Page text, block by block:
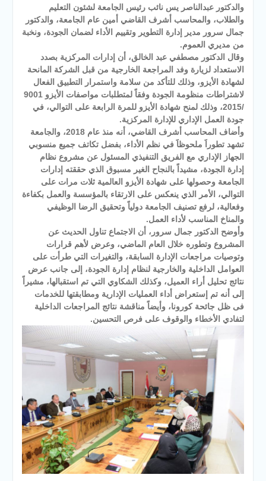
والدكتور عبدالناصر يس نائب رئيس الجامعة لشئون التعليم
والطلاب، والمحاسب أشرف القاضي أمين عام الجامعة، والدكتور
جمال سرور مدير إدارة التطوير وتقييم الأداء لضمان الجودة، ونخبة
من مديري العموم.
وقال الدكتور مصطفي عبد الخالق، أن إدارات المركزية بصدد
الاستعداد لزيارة وفد المراجعة الخارجية من قبل الشركة المانحة
لشهادة الأيزو، وذلك للتأكد من سلامة واستمرار التطبيق الفعال
لاشتراطات منظومة الجودة وفقاً لمتطلبات مواصفات الأيزو 9001
/2015، وذلك لمنح شهادة الأيزو للمرة الرابعة على التوالي، في
جودة العمل الإداري للإدارة المركزية.
وأضاف المحاسب أشرف القاضي، أنه منذ عام 2018، والجامعة
تشهد تطوراََ ملحوظاََ في نظم الأداء، بفضل تكاتف جميع منسوبي
الجهاز الإداري مع الفريق التنفيذي المسئول عن مشروع نظام
إدارة الجودة، مشيداً بالنجاح الغير مسبوق الذي حققته إدارات
الجامعة وحصولها على شهادة الأيزو العالمية ثلات مرات على
التوالي، الأمر الذي ينعكس على الارتقاء بالمؤسسة والعمل بكفاءة
وفعالية، لرفع تصنيف الجامعة دولياً وتحقيق الرضا الوظيفي
والمناخ المناسب لأداء العمل.
وأوضح الدكتور جمال سرور، أن الاجتماع تناول الحديث عن
المشروع وتطوره خلال العام الماضي، وعرض لأهم قرارات
وتوصيات مراجعات الإدارة السابقة، والتغيرات التي طرأت على
العوامل الداخلية والخارجية لنظام إدارة الجودة، إلى جانب عرض
نتائج تحليل أراء العميل، وكذلك الشكاوي التي تم استقبالها، مشيراً
إلى أنه تم إستعراض أداء العمليات الإدارية ومطابقتها للخدمات
فى ظل جائحة كورونا، وأيضاً مناقشة نتائج المراجعات الداخلية
لتفادي الأخطاء والوقوف على فرص التحسين.